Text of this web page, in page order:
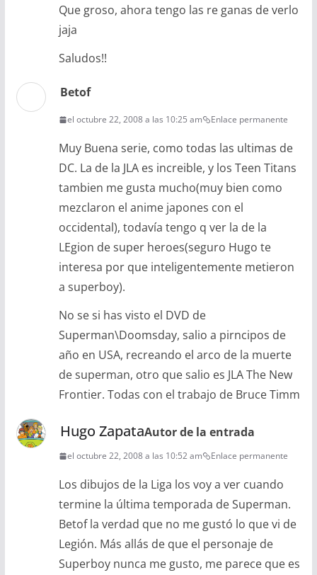
Que groso, ahora tengo las re ganas de verlo
jaja
Saludos!!
Betof
el octubre 22, 2008 a las 10:25 am Enlace permanente
Muy Buena serie, como todas las ultimas de
DC. La de la JLA es increible, y los Teen Titans
tambien me gusta mucho(muy bien como
mezclaron el anime japones con el
occidental), todavía tengo q ver la de la
LEgion de super heroes(seguro Hugo te
interesa por que inteligentemente metieron
a superboy).
No se si has visto el DVD de
Superman\Doomsday, salio a pirncipos de
año en USA, recreando el arco de la muerte
de superman, otro que salio es JLA The New
Frontier. Todas con el trabajo de Bruce Timm
Hugo ZapataAutor de la entrada
el octubre 22, 2008 a las 10:52 am Enlace permanente
Los dibujos de la Liga los voy a ver cuando
termine la última temporada de Superman.
Betof la verdad que no me gustó lo que vi de
Legión. Más allás de que el personaje de
Superboy nunca me gusto, me parece que es